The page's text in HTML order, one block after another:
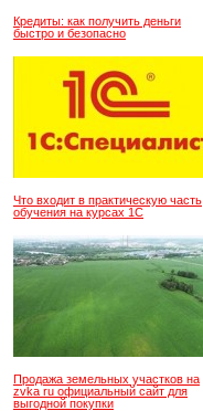
Кредиты: как получить деньги
быстро и безопасно
Что входит в практическую часть
обучения на курсах 1С
Продажа земельных участков на
zvka ru официальный сайт для
выгодной покупки